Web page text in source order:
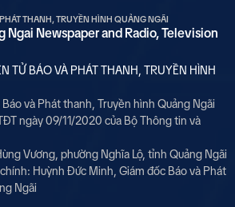
THANH, TRUYỀN HÌNH QUẢNG NGÃI
Ngai Newspaper and Radio, Television
TỬ BÁO VÀ PHÁT THANH, TRUYỀN HÌNH
và Phát thanh, Truyền hình Quảng Ngãi
ngày 09/11/2020 của Bộ Thông tin và
Vương, phường Nghĩa Lộ, tỉnh Quảng Ngãi
Huỳnh Đức Minh, Giám đốc Báo và Phát
Ngãi